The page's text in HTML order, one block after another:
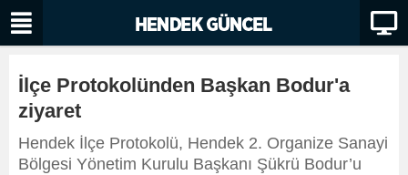
İlçe Protokolünden Başkan Bodur'a
ziyaret
Hendek İlçe Protokolü, Hendek 2. Organize Sanayi
Bölgesi Yönetim Kurulu Başkanı Şükrü Bodur’u